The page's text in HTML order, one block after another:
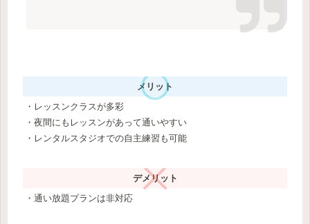
メリット
・レッスンクラスが多彩
・夜間にもレッスンがあって通いやすい
・レンタルスタジオでの自主練習も可能
デメリット
・通い放題プランは非対応